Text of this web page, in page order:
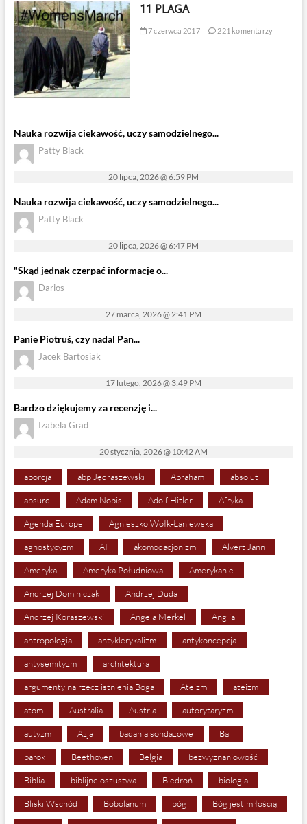
11 PLAGA
7 czerwca 2017 221 komentarzy
Nauka rozwija ciekawość, uczy samodzielnego...
Patty Black
20 lipca, 2026 @ 6:59 PM
Nauka rozwija ciekawość, uczy samodzielnego...
Patty Black
20 lipca, 2026 @ 6:47 PM
"Skąd jednak czerpać informacje o...
Darios
27 marca, 2026 @ 2:41 PM
Panie Piotruś, czy nadal Pan...
Jacek Bartosiak
17 lutego, 2026 @ 3:49 PM
Bardzo dziękujemy za recenzję i...
Izabela Grad
20 stycznia, 2026 @ 10:42 AM
aborcja abp Jędraszewski Abraham absolut
absurd Adam Nobis Adolf Hitler Afryka
Agenda Europe Agnieszko Wołk-Łaniewska
agnostycyzm AI akomodacjonizm Alvert Jann
Ameryka Ameryka Południowa Amerykanie
Andrzej Dominiczak Andrzej Duda
Andrzej Koraszewski Angela Merkel Anglia
antropologia antyklerykalizm antykoncepcja
antysemityzm architektura
argumenty na rzecz istnienia Boga Ateizm ateizm
atom Australia Austria autorytaryzm
autyzm Azja badania sondażowe Bali
barok Beethoven Belgia bezwyznaniowość
Biblia biblijne oszustwa Biedroń biologia
Bliski Wschód Bobolanum bóg Bóg jest miłością